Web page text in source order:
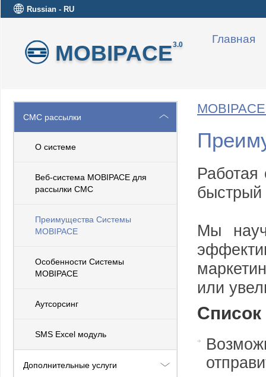
Russian - RU
MOBIPACE3.0 Главная
СМС рассылки
О системе
Веб-система MOBIPACE для
рассылки СМС
Преимущества Системы
MOBIPACE
Особенности Системы
MOBIPACE
Аутсорсинг
SMS Excel модуль
Дополнительные услуги
быстрый
Мы
или